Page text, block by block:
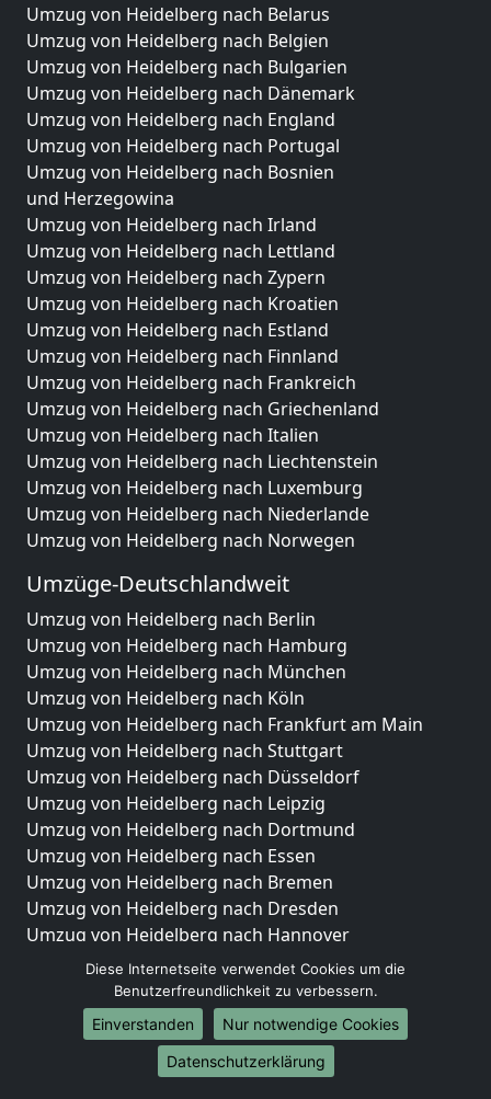
Umzug von Heidelberg nach Belarus
Umzug von Heidelberg nach Belgien
Umzug von Heidelberg nach Bulgarien
Umzug von Heidelberg nach Dänemark
Umzug von Heidelberg nach England
Umzug von Heidelberg nach Portugal
Umzug von Heidelberg nach Bosnien
und Herzegowina
Umzug von Heidelberg nach Irland
Umzug von Heidelberg nach Lettland
Umzug von Heidelberg nach Zypern
Umzug von Heidelberg nach Kroatien
Umzug von Heidelberg nach Estland
Umzug von Heidelberg nach Finnland
Umzug von Heidelberg nach Frankreich
Umzug von Heidelberg nach Griechenland
Umzug von Heidelberg nach Italien
Umzug von Heidelberg nach Liechtenstein
Umzug von Heidelberg nach Luxemburg
Umzug von Heidelberg nach Niederlande
Umzug von Heidelberg nach Norwegen
Umzüge-Deutschlandweit
Umzug von Heidelberg nach Berlin
Umzug von Heidelberg nach Hamburg
Umzug von Heidelberg nach München
Umzug von Heidelberg nach Köln
Umzug von Heidelberg nach Frankfurt am Main
Umzug von Heidelberg nach Stuttgart
Umzug von Heidelberg nach Düsseldorf
Umzug von Heidelberg nach Leipzig
Umzug von Heidelberg nach Dortmund
Umzug von Heidelberg nach Essen
Umzug von Heidelberg nach Bremen
Umzug von Heidelberg nach Dresden
Umzug von Heidelberg nach Hannover
Umzug von Heidelberg nach Nürnberg
Umzug von Heidelberg nach Duisburg
Umzug von Heidelberg nach Bochum
Umzug von Heidelberg nach Wuppertal
Umzug von Heidelberg nach Bielefeld
Diese Internetseite verwendet Cookies um die
Benutzerfreundlichkeit zu verbessern.
Einverstanden
Nur notwendige Cookies
Datenschutzerklärung